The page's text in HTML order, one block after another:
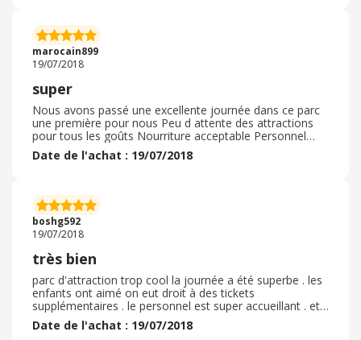
marocain899
19/07/2018
super
Nous avons passé une excellente journée dans ce parc
une première pour nous Peu d attente des attractions
pour tous les goûts Nourriture acceptable Personnel
sympathique parc très propre et calme Ce fut une bonne
surprise À refaire à l occasion
Date de l'achat : 19/07/2018
boshg592
19/07/2018
très bien
parc d'attraction trop cool la journée a été superbe . les
enfants ont aimé on eut droit à des tickets
supplémentaires . le personnel est super accueillant . et
l'ambiance très sympathique. bref on a pas oublié notre
belle journée au parc
Date de l'achat : 19/07/2018